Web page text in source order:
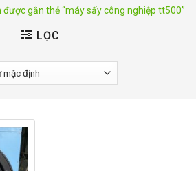
gắn thẻ “máy sấy công nghiệp tt500”
LỌC